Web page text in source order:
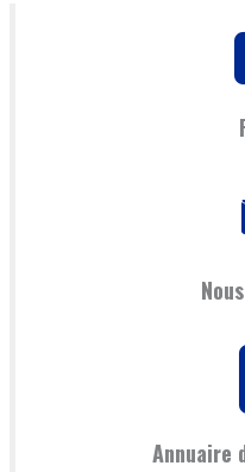
Annuaire